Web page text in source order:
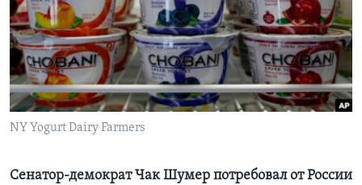
Learning English
СОЦИАЛЬНЫЕ СЕТИ
NY Yogurt Dairy Farmers
Сенатор-демократ Чак Шумер потребовал от России